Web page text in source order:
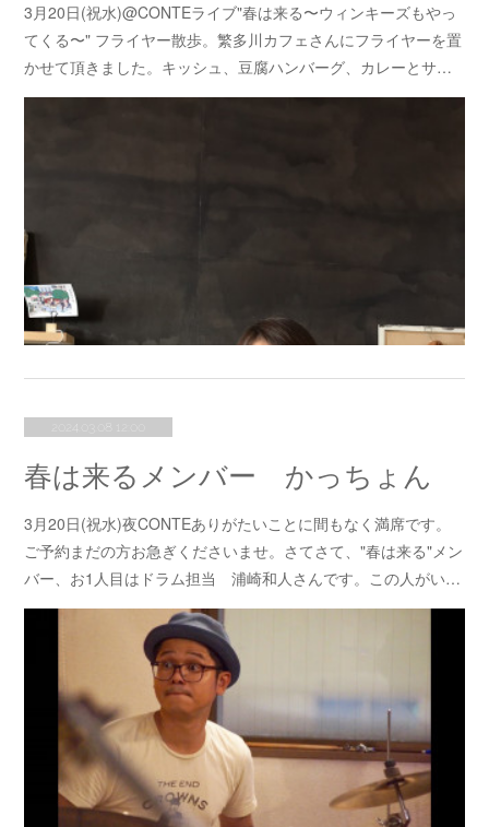
3月20日(祝水)@CONTEライブ"春は来る〜ウィンキーズもやっ
てくる〜" フライヤー散歩。繁多川カフェさんにフライヤーを置
かせて頂きました。キッシュ、豆腐ハンバーグ、カレーとサ…
2024.03.08 12:00
春は来るメンバー かっちょん
3月20日(祝水)夜CONTEありがたいことに間もなく満席です。
ご予約まだの方お急ぎくださいませ。さてさて、"春は来る"メン
バー、お1人目はドラム担当 浦崎和人さんです。この人がい…